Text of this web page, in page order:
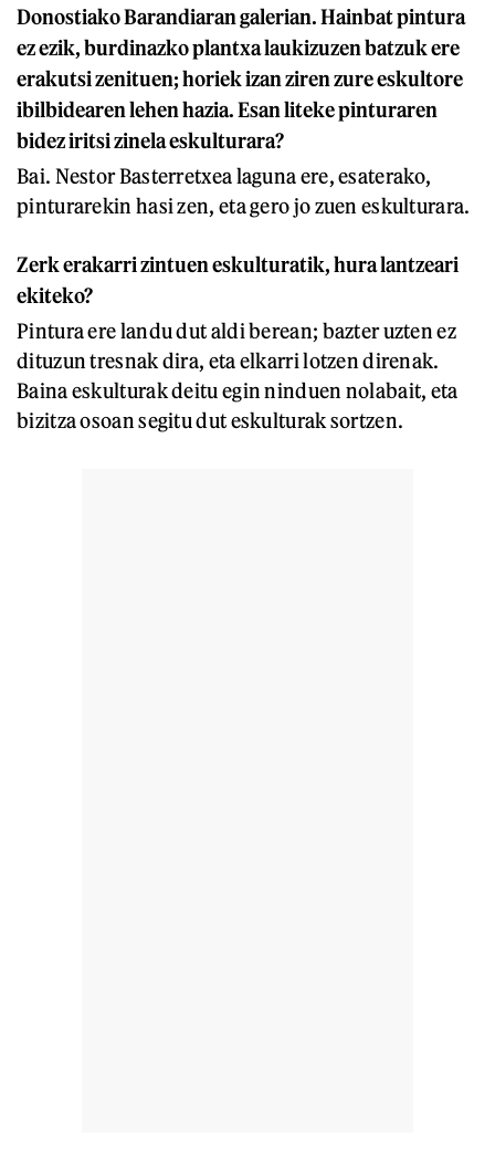
Donostiako Barandiaran galerian. Hainbat pintura
ez ezik, burdinazko plantxa laukizuzen batzuk ere
erakutsi zenituen; horiek izan ziren zure eskultore
ibilbidearen lehen hazia. Esan liteke pinturaren
bidez iritsi zinela eskulturara?
Bai. Nestor Basterretxea laguna ere, esaterako,
pinturarekin hasi zen, eta gero jo zuen eskulturara.
Zerk erakarri zintuen eskulturatik, hura lantzeari
ekiteko?
Pintura ere landu dut aldi berean; bazter uzten ez
dituzun tresnak dira, eta elkarri lotzen direnak.
Baina eskulturak deitu egin ninduen nolabait, eta
bizitza osoan segitu dut eskulturak sortzen.